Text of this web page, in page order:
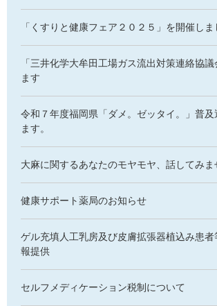
「くすりと健康フェア２０２５」を開催しま
「三井化学大牟田工場ガス流出対策連絡協
ます
令和７年度福岡県「ダメ。ゼッタイ。」普及
ます。
大麻に関するあなたのモヤモヤ、話してみま
健康サポート薬局のお知らせ
ゲル充填人工乳房及び皮膚拡張器植込み患
報提供
セルフメディケーション税制について